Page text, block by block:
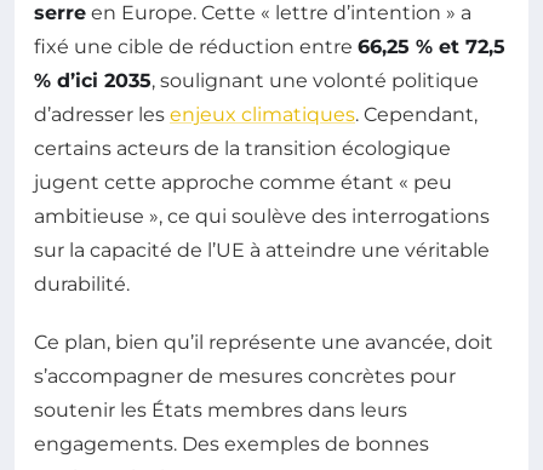
serre en Europe. Cette « lettre d’intention » a
fixé une cible de réduction entre 66,25 % et 72,5
% d’ici 2035, soulignant une volonté politique
d’adresser les enjeux climatiques. Cependant,
certains acteurs de la transition écologique
jugent cette approche comme étant « peu
ambitieuse », ce qui soulève des interrogations
sur la capacité de l’UE à atteindre une véritable
durabilité.
Ce plan, bien qu’il représente une avancée, doit
s’accompagner de mesures concrètes pour
soutenir les États membres dans leurs
engagements. Des exemples de bonnes